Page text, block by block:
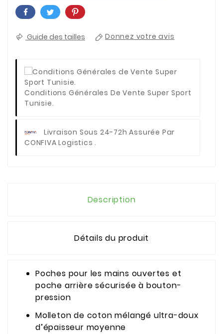
Guide des tailles Donnez votre avis
Conditions Générales De Vente Super Sport
Tunisie.
Livraison Sous 24-72h Assurée Par
CONFIVA Logistics .
Description
Détails du produit
Poches pour les mains ouvertes et
poche arrière sécurisée à bouton-
pression
Molleton de coton mélangé ultra-doux
d’épaisseur moyenne